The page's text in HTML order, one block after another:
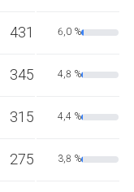
431 6,0 %
345 4,8 %
315 4,4 %
275 3,8 %